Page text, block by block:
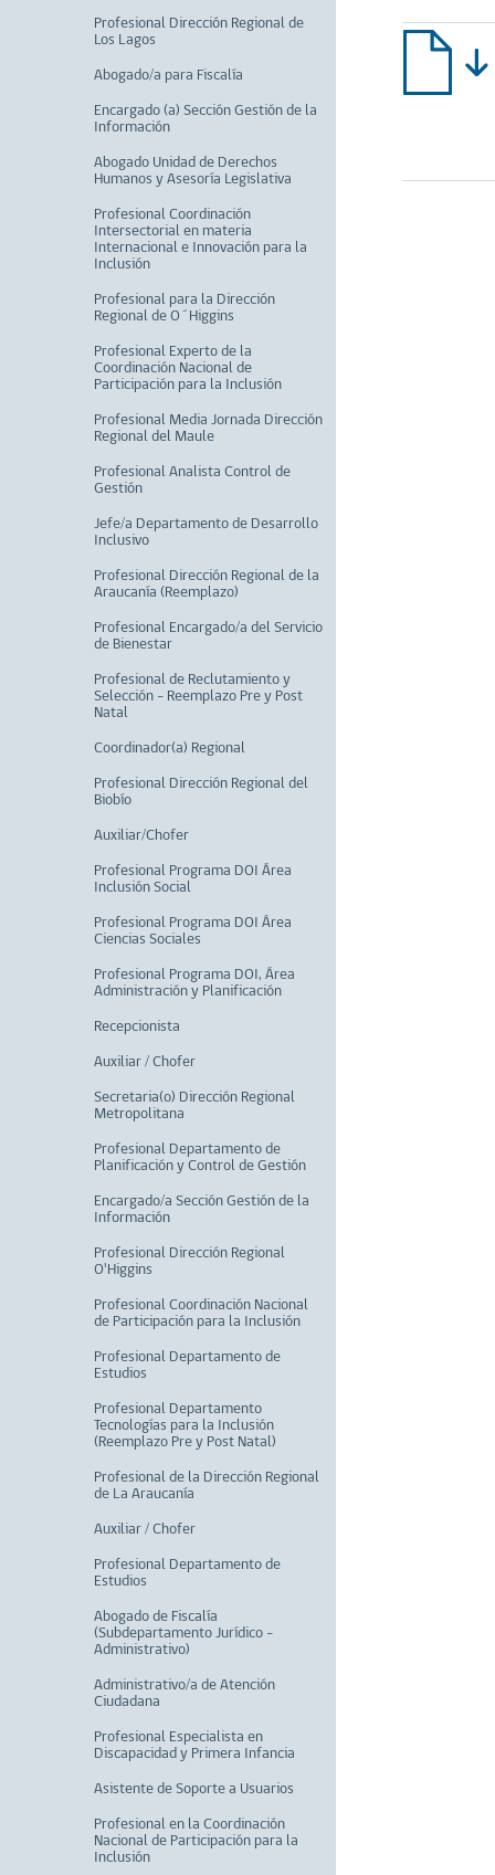
Profesional Dirección Regional de
Los Lagos
Abogado/a para Fiscalía
Encargado (a) Sección Gestión de la
Información
Abogado Unidad de Derechos
Humanos y Asesoría Legislativa
Profesional Coordinación
Intersectorial en materia
Internacional e Innovación para la
Inclusión
Profesional para la Dirección
Regional de O´Higgins
Profesional Experto de la
Coordinación Nacional de
Participación para la Inclusión
Profesional Media Jornada Dirección
Regional del Maule
Profesional Analista Control de
Gestión
Jefe/a Departamento de Desarrollo
Inclusivo
Profesional Dirección Regional de la
Araucanía (Reemplazo)
Profesional Encargado/a del Servicio
de Bienestar
Profesional de Reclutamiento y
Selección - Reemplazo Pre y Post
Natal
Coordinador(a) Regional
Profesional Dirección Regional del
Biobío
Auxiliar/Chofer
Profesional Programa DOI Área
Inclusión Social
Profesional Programa DOI Área
Ciencias Sociales
Profesional Programa DOI, Área
Administración y Planificación
Recepcionista
Auxiliar / Chofer
Secretaria(o) Dirección Regional
Metropolitana
Profesional Departamento de
Planificación y Control de Gestión
Encargado/a Sección Gestión de la
Información
Profesional Dirección Regional
O'Higgins
Profesional Coordinación Nacional
de Participación para la Inclusión
Profesional Departamento de
Estudios
Profesional Departamento
Tecnologías para la Inclusión
(Reemplazo Pre y Post Natal)
Profesional de la Dirección Regional
de La Araucanía
Auxiliar / Chofer
Profesional Departamento de
Estudios
Abogado de Fiscalía
(Subdepartamento Jurídico -
Administrativo)
Administrativo/a de Atención
Ciudadana
Profesional Especialista en
Discapacidad y Primera Infancia
Asistente de Soporte a Usuarios
Profesional en la Coordinación
Nacional de Participación para la
Inclusión